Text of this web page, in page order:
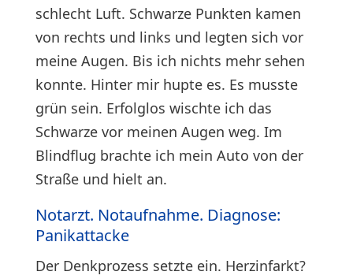
schlecht Luft. Schwarze Punkten kamen
von rechts und links und legten sich vor
meine Augen. Bis ich nichts mehr sehen
konnte. Hinter mir hupte es. Es musste
grün sein. Erfolglos wischte ich das
Schwarze vor meinen Augen weg. Im
Blindflug brachte ich mein Auto von der
Straße und hielt an.
Notarzt. Notaufnahme. Diagnose:
Panikattacke
Der Denkprozess setzte ein. Herzinfarkt?